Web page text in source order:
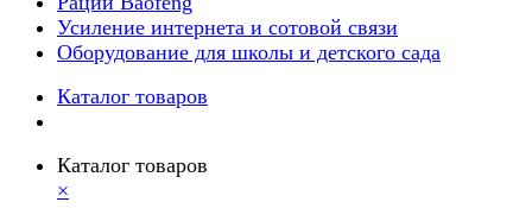
Усиление интернета и сотовой связи
Оборудование для школы и детского сада
Каталог товаров
Каталог товаров
×